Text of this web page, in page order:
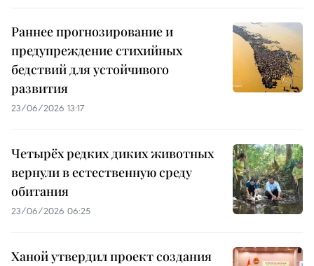
Раннее прогнозирование и
предупреждение стихийных
бедствий для устойчивого
развития
23/06/2026 13:17
Четырёх редких диких животных
вернули в естественную среду
обитания
23/06/2026 06:25
Ханой утвердил проект создания